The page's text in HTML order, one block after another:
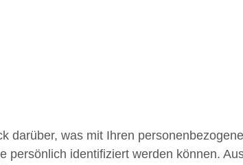
darüber, was mit Ihren
persönlich identifiziert werden können.